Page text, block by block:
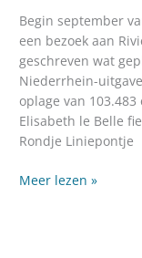
Begin september
een bezoek aan
geschreven wat
Niederrhein-
oplage van
Elisabeth le Belle
Rondje Liniepontje
Meer lezen »